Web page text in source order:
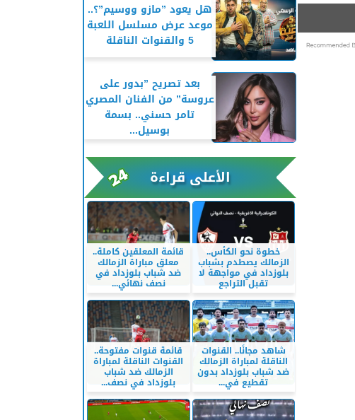
هل يعود ”مازو ووسيم”؟..
موعد عرض مسلسل اللعبة
5 والقنوات الناقلة
بعد تصريح ”بدور على
عروسة” من الفنان المصري
تامر حسني.. بسمة
بوسيل...
الأعلى قراءة
خطوة نحو الكأس..
الزمالك يصطدم بشباب
بلوزداد في مواجهة لا
تقبل التراجع
قائمة المعلقين كاملة..
معلق مباراة الزمالك
ضد شباب بلوزداد في
نصف نهائي...
شاهد مجانًا.. القنوات
الناقلة لمباراة الزمالك
ضد شباب بلوزداد بدون
تقطيع في...
قائمة قنوات مفتوحة..
القنوات الناقلة لمباراة
الزمالك ضد شباب
بلوزداد في نصف...